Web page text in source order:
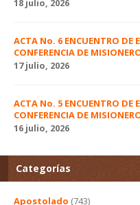
18 julio, 2026
ACTA No. 6 ENCUENTRO DE
CONFERENCIA DE
17 julio, 2026
ACTA No. 5 ENCUENTRO DE
CONFERENCIA DE
16 julio, 2026
Categorías
Apostolado (743)